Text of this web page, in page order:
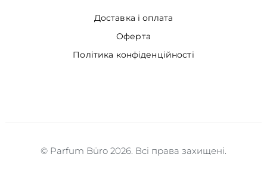
Доставка і оплата
Оферта
Політика конфіденційності
© Parfum Büro 2026. Всі права захищені.